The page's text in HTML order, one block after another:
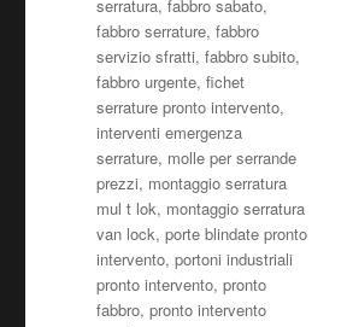
serratura,fabbro sabato,
fabbro serrature,fabbro
servizio sfratti,fabbro subito,
fabbro urgente,fichet
serrature pronto intervento,
interventi emergenza
serrature, molle per serrande
prezzi, montaggio serratura
mul t lok, montaggio serratura
van lock,porte blindate pronto
intervento,portoni industriali
pronto intervento,pronto
fabbro,pronto intervento